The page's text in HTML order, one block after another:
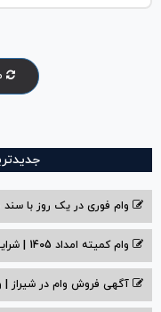
وام فوری در یک روز با سند
وام کمیته امداد 1405 | شرایط دریافت، مبلغ وام، اقساط
آگهی فروش وام در شیراز |